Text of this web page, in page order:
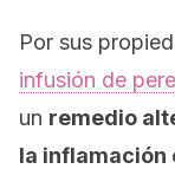
Por sus
infusión de
un remedio
la inflamación